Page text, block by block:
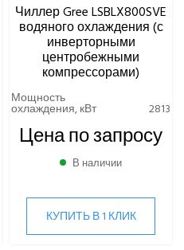
Чиллер Gree LSBLX800SVE
водяного охлаждения (с
инверторными
центробежными
компрессорами)
Мощность
охлаждения, кВт 2813
Цена по запросу
В наличии
КУПИТЬ В 1 КЛИК